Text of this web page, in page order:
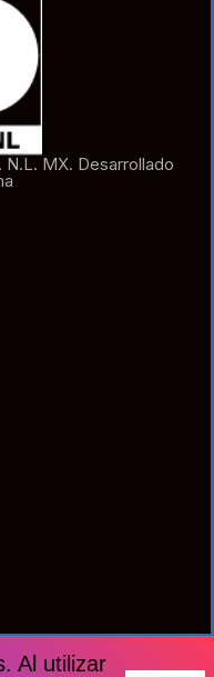
MX. Desarrollado
Al utilizar